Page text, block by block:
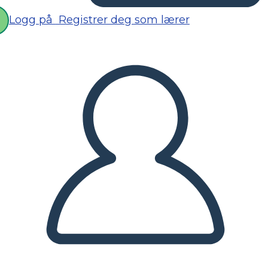
Logg på Registrer deg som lærer